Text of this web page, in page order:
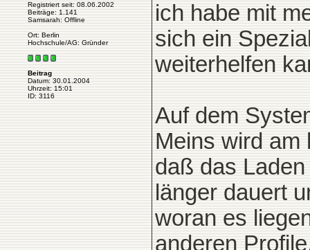
Registriert seit: 08.06.2002
Beiträge: 1.141
Samsarah: Offline
Ort: Berlin
Hochschule/AG: Gründer
Beitrag
Datum: 30.01.2004
Uhrzeit: 15:01
ID: 3116
ich habe mit
sich ein
weiterhelfen
Auf dem
Meins wird am
daß das
länger dauert
woran es
anderen